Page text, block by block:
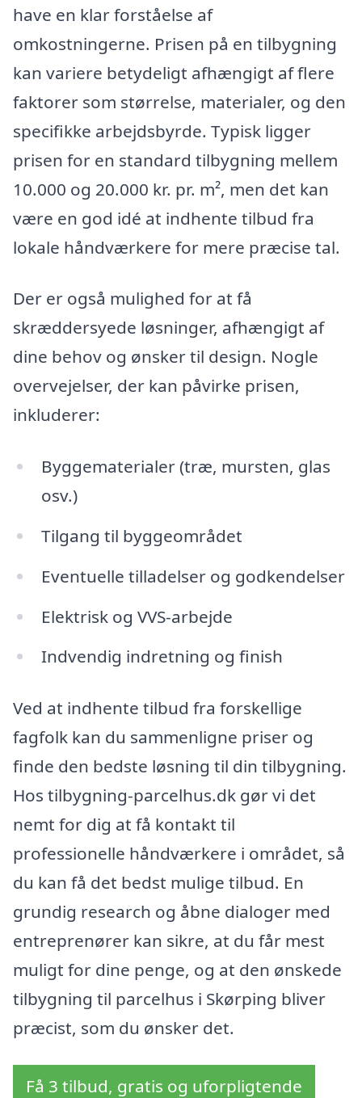
have en klar forståelse af
omkostningerne. Prisen på en tilbygning
kan variere betydeligt afhængigt af flere
faktorer som størrelse, materialer, og den
specifikke arbejdsbyrde. Typisk ligger
prisen for en standard tilbygning mellem
10.000 og 20.000 kr. pr. m², men det kan
være en god idé at indhente tilbud fra
lokale håndværkere for mere præcise tal.
Der er også mulighed for at få
skræddersyede løsninger, afhængigt af
dine behov og ønsker til design. Nogle
overvejelser, der kan påvirke prisen,
inkluderer:
Byggematerialer (træ, mursten, glas
osv.)
Tilgang til byggeområdet
Eventuelle tilladelser og godkendelser
Elektrisk og VVS-arbejde
Indvendig indretning og finish
Ved at indhente tilbud fra forskellige
fagfolk kan du sammenligne priser og
finde den bedste løsning til din tilbygning.
Hos tilbygning-parcelhus.dk gør vi det
nemt for dig at få kontakt til
professionelle håndværkere i området, så
du kan få det bedst mulige tilbud. En
grundig research og åbne dialoger med
entreprenører kan sikre, at du får mest
muligt for dine penge, og at den ønskede
tilbygning til parcelhus i Skørping bliver
præcist, som du ønsker det.
Få 3 tilbud, gratis og uforpligtende